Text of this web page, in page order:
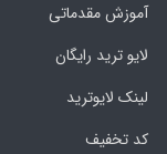
آموزش مقدماتی
لایو ترید رایگان
لینک لایوترید
کد تخفیف